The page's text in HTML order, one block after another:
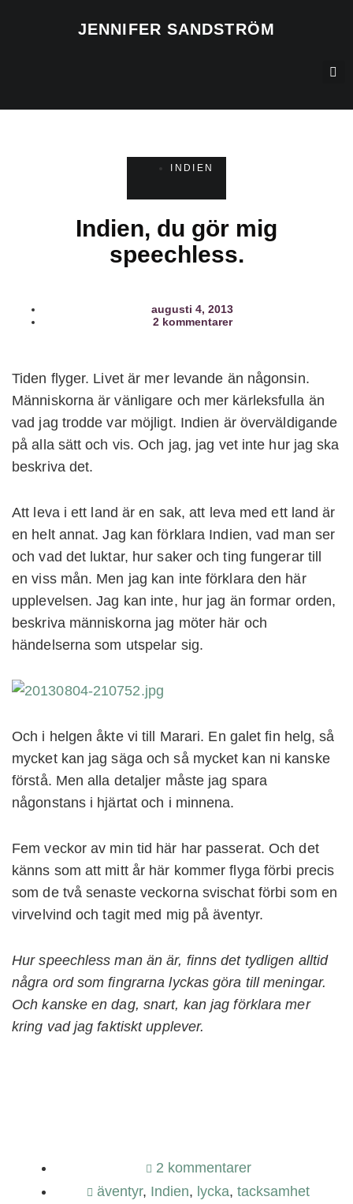
JENNIFER SANDSTRÖM
INDIEN
Indien, du gör mig
speechless.
augusti 4, 2013
2 kommentarer
Tiden flyger. Livet är mer levande än någonsin.
Människorna är vänligare och mer kärleksfulla än
vad jag trodde var möjligt. Indien är överväldigande
på alla sätt och vis. Och jag, jag vet inte hur jag ska
beskriva det.
Att leva i ett land är en sak, att leva med ett land är
en helt annat. Jag kan förklara Indien, vad man ser
och vad det luktar, hur saker och ting fungerar till
en viss mån. Men jag kan inte förklara den här
upplevelsen. Jag kan inte, hur jag än formar orden,
beskriva människorna jag möter här och
händelserna som utspelar sig.
Och i helgen åkte vi till Marari. En galet fin helg, så
mycket kan jag säga och så mycket kan ni kanske
förstå. Men alla detaljer måste jag spara
någonstans i hjärtat och i minnena.
Fem veckor av min tid här har passerat. Och det
känns som att mitt år här kommer flyga förbi precis
som de två senaste veckorna svischat förbi som en
virvelvind och tagit med mig på äventyr.
Hur speechless man än är, finns det tydligen alltid
några ord som fingrarna lyckas göra till meningar.
Och kanske en dag, snart, kan jag förklara mer
kring vad jag faktiskt upplever.
2 kommentarer
äventyr, Indien, lycka, tacksamhet